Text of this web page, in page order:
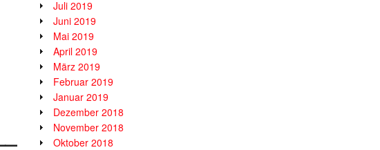
Juli 2019
Juni 2019
Mai 2019
April 2019
März 2019
Februar 2019
Januar 2019
Dezember 2018
November 2018
Oktober 2018